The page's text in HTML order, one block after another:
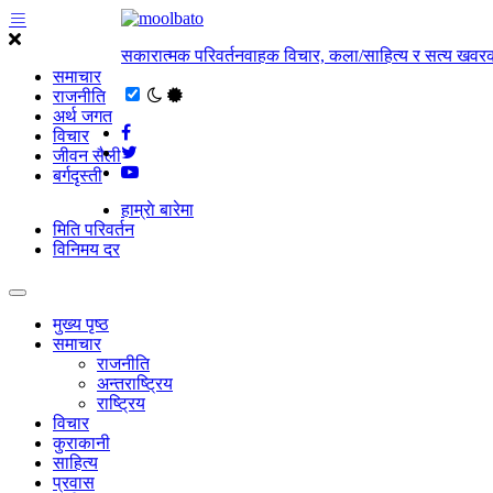
समाचार
राजनीति
अर्थ जगत
विचार
जीवन सैली
बर्गदृस्ती
सकारात्मक परिवर्तनवाहक विचार, कला/साहित्य र सत्य
हाम्राे बारेमा
मिति परिवर्तन
विनिमय दर
मुख्य पृष्ठ
समाचार
राजनीति
अन्तराष्ट्रिय
राष्ट्रिय
विचार
कुराकानी
साहित्य
प्रवास